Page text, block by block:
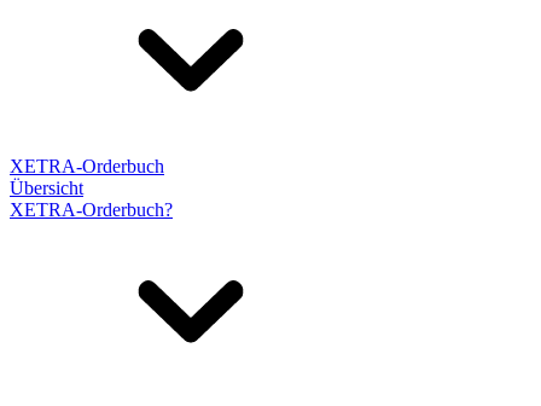
XETRA-Orderbuch
Übersicht
XETRA-Orderbuch?